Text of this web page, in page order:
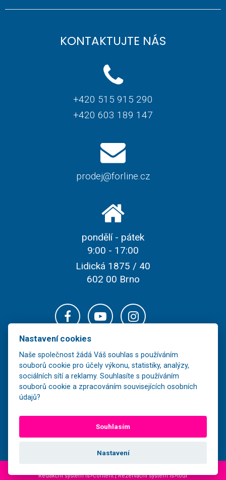
KONTAKTUJTE NÁS
+420 515 915 290
+420 603 189 147
prodej@forline.cz
pondělí - pátek
9:00 - 17:00
Lidická 1875 / 40
602 00 Brno
s.r.o. a jeho další šíření bez souhlasu vlastníka je nezákonné.
Redakční systém is>content | Rezervační systém is>tour
Nastavení cookies
Naše společnost žádá Váš souhlas s používáním
souborů cookie pro účely výkonu, statistiky, analýzy,
sociálních sítí a reklamy. Souhlasíte s používáním
souborů cookie a zpracováním souvisejících osobních
údajů?
Souhlasím
Nastavení